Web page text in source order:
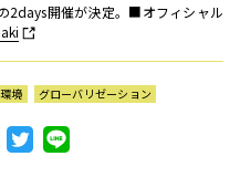
2days開催が決定。■オフィシャル
環境 グローバリゼーション